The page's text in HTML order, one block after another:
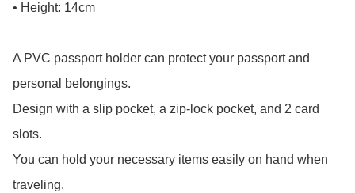
• Height: 14cm
A PVC passport holder can protect your passport and
personal belongings.
Design with a slip pocket, a zip-lock pocket, and 2 card
slots.
You can hold your necessary items easily on hand when
traveling.